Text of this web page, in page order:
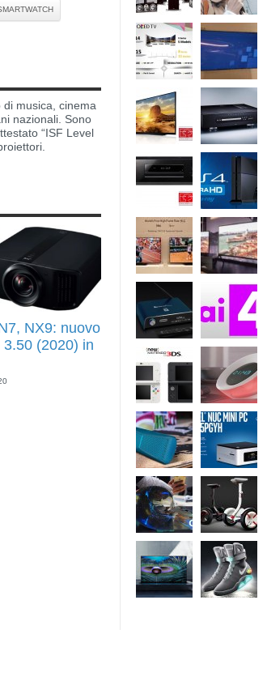
di musica, cinema
nazionali. Sono
“ISF Level
NX9: nuovo
3.50 (2020) in